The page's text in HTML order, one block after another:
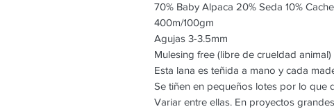
70% Baby Alpaca 20% Seda 10%
400m/100gm
Agujas 3-3.5mm
Mulesing free (libre de crueldad animal)
Esta lana es teñida a mano y cada
Se tiñen en pequeños lotes por lo que
Variar entre ellas. En proyectos